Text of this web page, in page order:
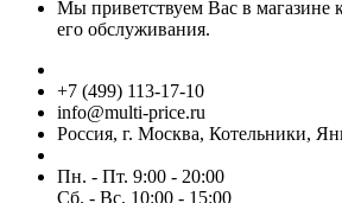
Мы приветствуем Вас в магазине
его обслуживания.
+7 (499) 113-17-10
info@multi-price.ru
Россия, г. Москва, Котельники,
Пн. - Пт. 9:00 - 20:00
Сб. - Вс. 10:00 - 15:00